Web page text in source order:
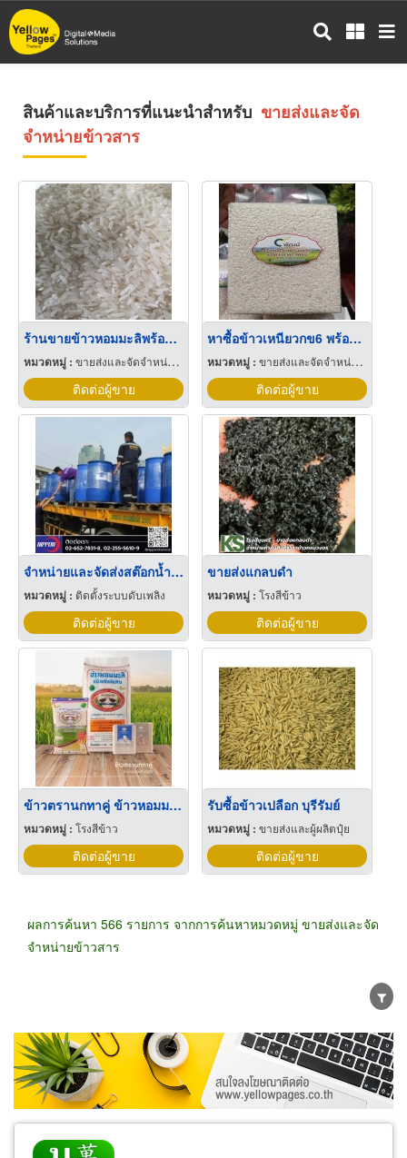
ข้าม
ไป
สินค้าและบริการที่แนะนำสำหรับ ขายส่งและจัด
จำหน่ายข้าวสาร
ร้านขายข้าวหอมมะลิพร้อมส่ง
หมวดหมู่ : ขายส่งและจัดจำหน่ายข้าวสาร
ติดต่อผู้ขาย
หาซื้อข้าวเหนียวกข6 พร้อมส่ง ราคาไม่แพง
หมวดหมู่ :ขายส่งและจัดจำหน่ายข้าวสาร
ติดต่อผู้ขาย
จำหน่ายและจัดส่งสต๊อกน้ำยาโฟมฉุกเฉิน
หมวดหมู่ : ติดตั้งระบบดับเพลิง
ติดต่อผู้ขาย
ขายส่งแกลบดำ
หมวดหมู่ :โรงสีข้าว
ติดต่อผู้ขาย
ข้าวตรานกทาคู่ ข้าวหอมมะลิแท้ 100%
หมวดหมู่ : โรงสีข้าว
ติดต่อผู้ขาย
รับซื้อข้าวเปลือก บุรีรัมย์
หมวดหมู่ :ขายส่งและผู้ผลิตปุ๋ย
ติดต่อผู้ขาย
ผลการค้นหา 566 รายการ จากการค้นหาหมวดหมู่ ขายส่งและจัด
จำหน่ายข้าวสาร
ขายส่ง ขายปลีก ผู้ผลิต
ตัวแทนจัดจำหน่าย
ผู้ส่งออก/นำเข้า
ธุรกิจบริการ